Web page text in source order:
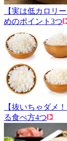
【実は低カロリ
めのポイント3つ
【抜いちゃダメ
る食べ方4つ